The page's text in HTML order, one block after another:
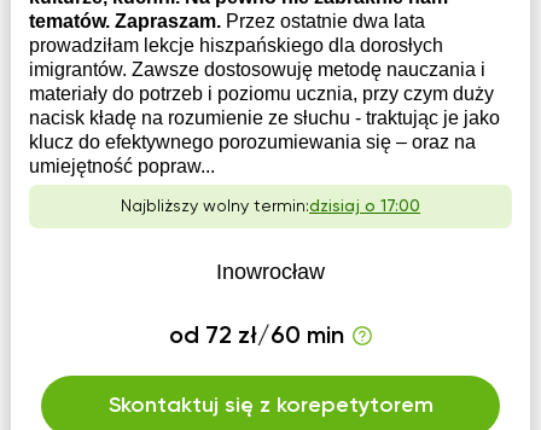
tematów. Zapraszam. Przez ostatnie dwa lata
prowadziƚam lekcje hiszpańskiego dla dorosƚych
imigrantów. Zawsze dostosowuję metodę nauczania i
materiaƚy do potrzeb i poziomu ucznia, przy czym duży
nacisk kƚadę na rozumienie ze sƚuchu - traktując je jako
klucz do efektywnego porozumiewania się – oraz na
umiejętność popraw...
Najbliższy wolny termin:dzisiaj o 17:00
Inowrocław
od 72 zł/60 min
Skontaktuj się z korepetytorem